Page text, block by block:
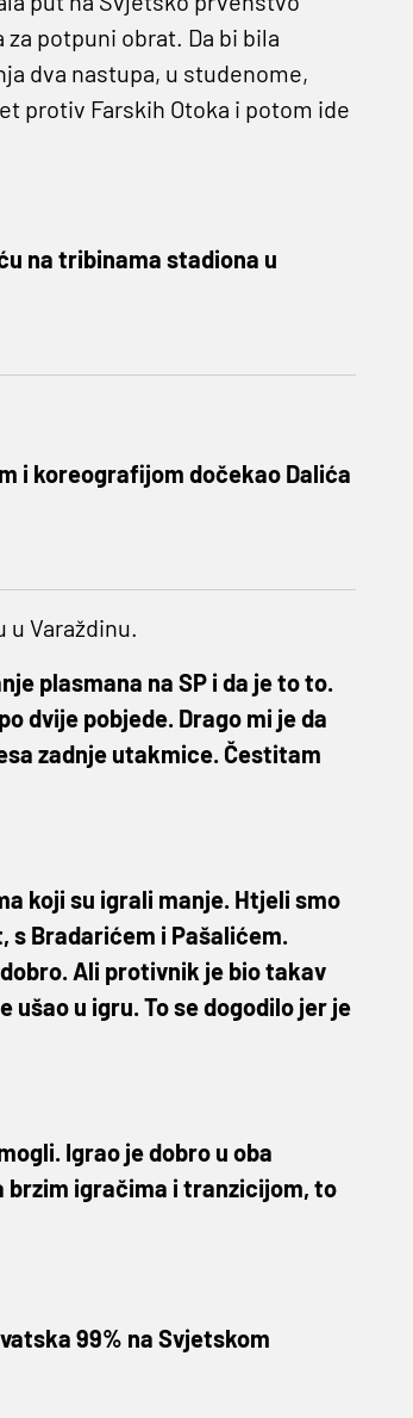
potpuni obrat. Da bi bila
dva nastupa, u studenome,
protiv Farskih Otoka i potom ide
na tribinama stadiona u
i koreografijom dočekao Dalića
Varaždinu.
plasmana na SP i da je to to.
dvije pobjede. Drago mi je da
zadnje utakmice. Čestitam
koji su igrali manje. Htjeli smo
s Bradarićem i Pašalićem.
Ali protivnik je bio takav
u igru. To se dogodilo jer je
Igrao je dobro u oba
brzim igračima i tranzicijom, to
99% na Svjetskom